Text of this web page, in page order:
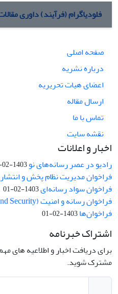
فلودیاگرام (فرآیند) داوری
صفحه اصلی
درباره نشریه
اعضای هیات تحریریه
ارسال مقاله
تماس با ما
نقشه سایت
اخبار و اعلانات
رادیو در عصر رسانه‌های نو1403-02-01
فراخوان مدیریت نظام پخش و
فراخوان سواد رسانه‌ای1403-02-01
فراخوان رسانه و امنیت (Media and Security)
فراخوان‌ها1403-02-01
اشتراک خبرنامه
برای دریافت اخبار و اطلاعیه های
مشترک شوید.